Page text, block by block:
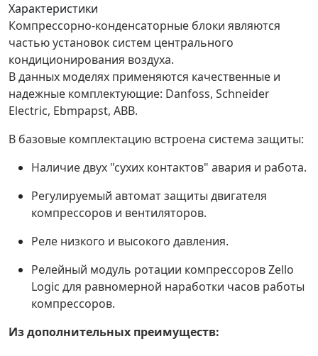
Характеристики
Компрессорно-конденсаторные блоки являются
частью установок систем центрального
кондиционирования воздуха.
В данных моделях применяются качественные и
надежные комплектующие: Danfoss, Schneider
Electric, Ebmpapst, ABB.
В базовые комплектацию встроена система защиты:
Наличие двух "сухих контактов" авария и работа.
Регулируемый автомат защиты двигателя
компрессоров и вентиляторов.
Реле низкого и высокого давления.
Релейный модуль ротации компрессоров Zello
Logic для равномерной наработки часов работы
компрессоров.
Из дополнительных преимуществ: